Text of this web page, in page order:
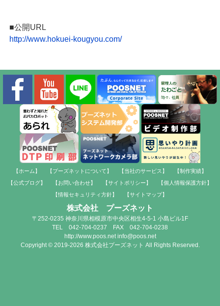
■公開URL
http://www.hokuei-kougyou.com/
【ホーム】 【プーズネットについて】 【当社のサービス】
【制作実績】
【公式ブログ】
【お問い合わせ】 【サイトポリシー】
【個人情報保護方針】
【情報セキュリティ方針】
【サイトマップ】
株式会社 プーズネット
〒252-0235 神奈川県相模原市中央区相生4-5-1 小島ビル1F
TEL 042-704-0237 FAX 042-704-0238
http://www.poos.net info@poos.net
Copyright © 2019-2026 株式会社プーズネット All Rights Reserved.